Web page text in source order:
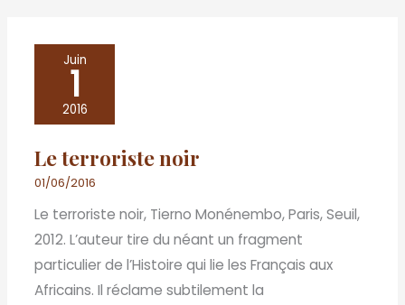
Juin
1
2016
Le terroriste noir
01/06/2016
Le terroriste noir, Tierno Monénembo, Paris, Seuil,
2012. L’auteur tire du néant un fragment
particulier de l’Histoire qui lie les Français aux
Africains. Il réclame subtilement la